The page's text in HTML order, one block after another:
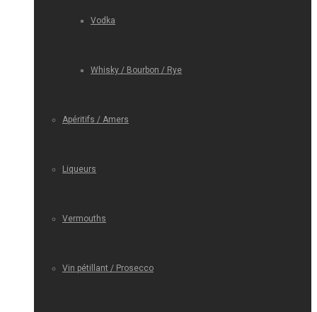
Vodka
Whisky / Bourbon / Rye
Apéritifs / Amers
Liqueurs
Vermouths
Vin pétillant / Prosecco